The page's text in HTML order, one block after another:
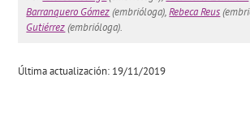
Barranquero Gómez(embrióloga),Rebeca Reus
Gutiérrez(embrióloga).
Última actualización: 19/11/2019